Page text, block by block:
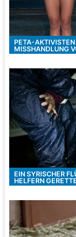
PETA-AKTIVISTEN
MISSHANDLUNG
EIN SYRISCHER
HELFERN